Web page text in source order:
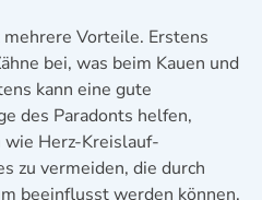
Vorteile. Erstens
bei, was beim Kauen und
kann eine gute
des Paradonts helfen,
wie Herz-Kreislauf-
zu vermeiden, die durch
beeinflusst werden können.